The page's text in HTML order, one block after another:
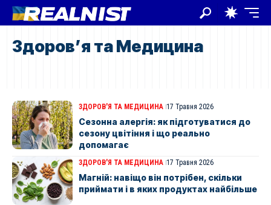
Здоров’я та Медицина
ЗДОРОВ'Я ТА МЕДИЦИНА 17 Травня 2026
Сезонна алергія: як підготуватися до
сезону цвітіння і що реально
допомагає
ЗДОРОВ'Я ТА МЕДИЦИНА 17 Травня 2026
Магній: навіщо він потрібен, скільки
приймати і в яких продуктах найбільше